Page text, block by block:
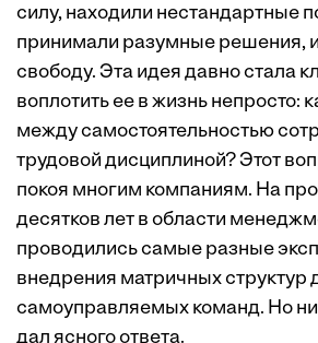
силу, находили нестандартные
принимали разумные решения,
свободу. Эта идея давно стала
воплотить ее в жизнь непросто:
между самостоятельностью
трудовой дисциплиной? Этот
покоя многим компаниям. На
десятков лет в области
проводились самые разные
внедрения матричных структур
самоуправляемых команд. Но ни
дал ясного ответа.